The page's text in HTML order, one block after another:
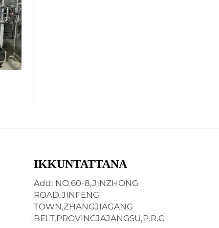
IKKUNTATTANA
Add: NO.60-8,JINZHONG
ROAD,JINFENG
TOWN,ZHANGJIAGANG
BELT,PROVINĊJAJANGSU,P.R.C